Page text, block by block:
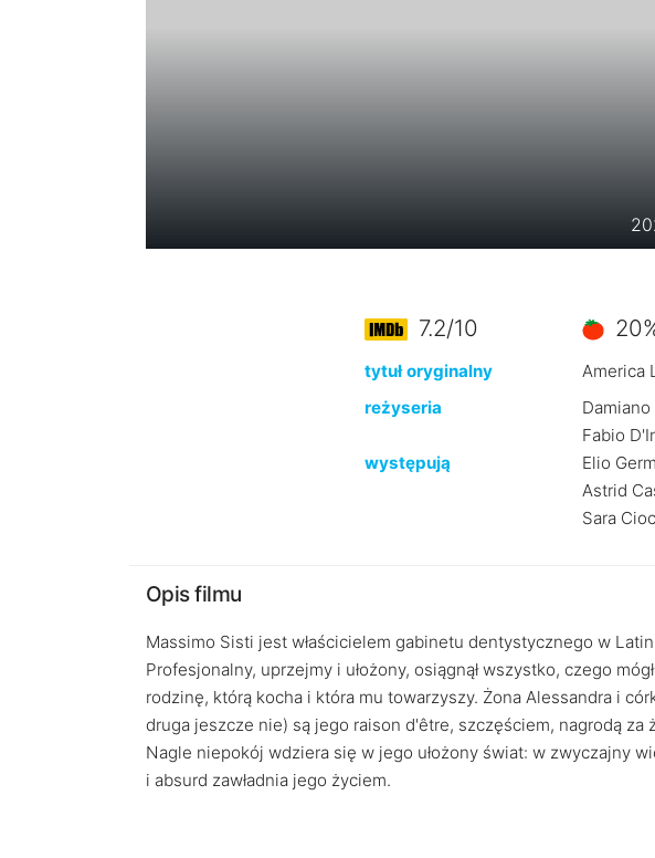
7.2/10
tytuł oryginalny
America
reżyseria
Fabio
występują
Elio
Astrid
Sara
Opis filmu
Massimo Sisti jest właścicielem gabinetu dentystycznego w
Profesjonalny, uprzejmy i ułożony, osiągnął wszystko, czego
rodzinę, którą kocha i która mu towarzyszy. Żona Alessandra i
druga jeszcze nie) są jego raison d'être, szczęściem, nagrodą
Nagle niepokój wdziera się w jego ułożony świat: w zwyczajny
i absurd zawładnia jego życiem.